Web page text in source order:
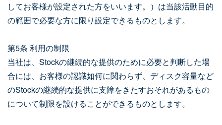
してお客様が設定された方をいいます。）は当該活動目的
の範囲で必要な方に限り設定できるものとします。
第5条 利用の制限
当社は、Stockの継続的な提供のために必要と判断した場
合には、お客様の認識如何に関わらず、ディスク容量など
のStockの継続的な提供に支障をきたすおそれがあるもの
について制限を設けることができるものとします。